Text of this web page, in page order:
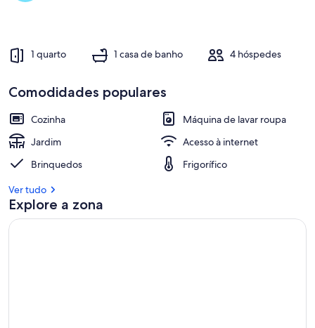
1 quarto 1 casa de banho 4 hóspedes
Comodidades populares
Cozinha
Máquina de lavar roupa
Jardim
Acesso à internet
Brinquedos
Frigorífico
Ver tudo
Explore a zona